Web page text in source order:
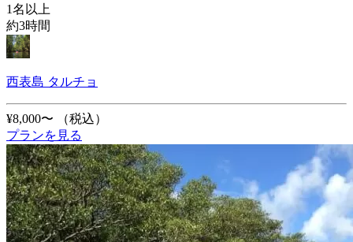
1名以上
約3時間
西表島 タルチョ
¥8,000〜
（税込）
プランを見る